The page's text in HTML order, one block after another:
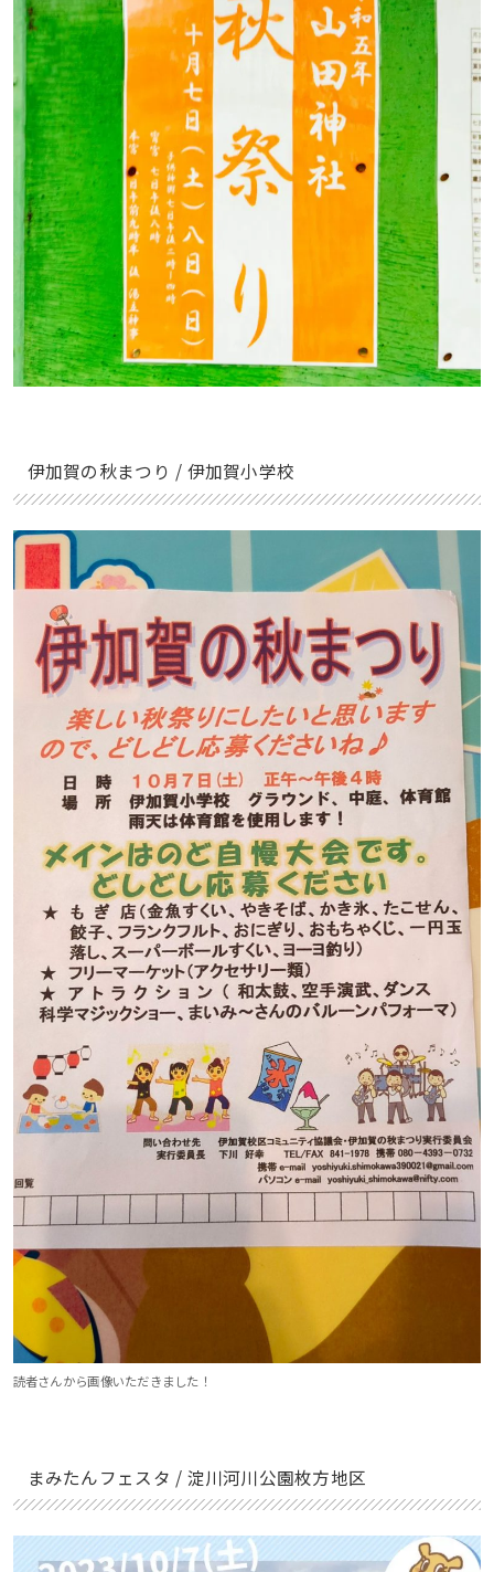
伊加賀の秋まつり / 伊加賀小学校
読者さんから画像いただきました！
まみたんフェスタ / 淀川河川公園枚方地区